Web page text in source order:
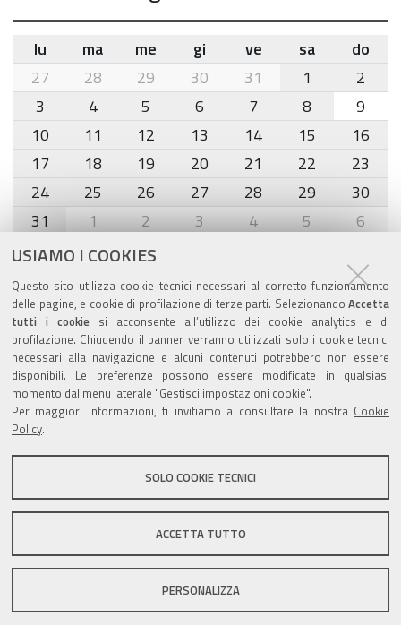
USIAMO I COOKIES
Questo sito utilizza cookie tecnici necessari al corretto funzionamento
delle pagine, e cookie di profilazione di terze parti. Selezionando Accetta
tutti i cookiesi acconsente all’utilizzo dei cookie analytics e di
profilazione. Chiudendo il banner verranno utilizzati solo i cookie tecnici
necessari alla navigazione e alcuni contenuti potrebbero non essere
disponibili. Le preferenze possono essere modificate in qualsiasi
momento dal menu laterale "Gestisci impostazioni cookie".
Per maggiori informazioni, ti invitiamo a consultare la nostra Cookie
Policy.
SOLO COOKIE TECNICI
ACCETTA TUTTO
PERSONALIZZA
month-
8
lu ma me gi ve sa
do
27
28 29 30 31 1
2
3
4 5 6 7 8
9
10
11 12 13 14 15
16
17
18 19 20 21 22
23
24
25 26 27 28 29
30
31
1 2 3 4 5 6
Agenda eventi
torna alla sezione
Valuta questo sito
Sito istituzionale Comune di Zola Predosa
DPO|Accessibilità